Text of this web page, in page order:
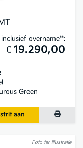
inclusief overname**:
€ 19.290,00
Green
aan
Foto ter illustratie